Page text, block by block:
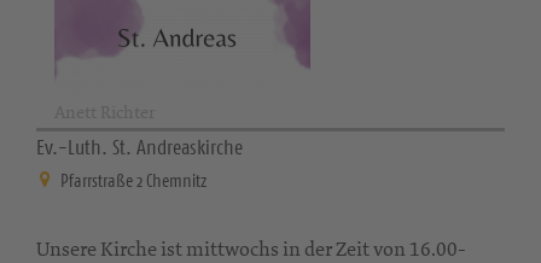
Ev.-Luth. St. Andreaskirche
Pfarrstraße 2 Chemnitz
Unsere Kirche ist mittwochs in der Zeit von 16.00-